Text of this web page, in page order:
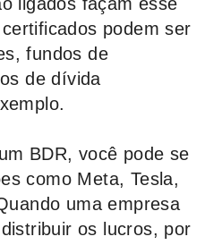
podem ser
fundos de
de dívida
BDR, você pode se
como Meta, Tesla,
uma empresa
os lucros, por